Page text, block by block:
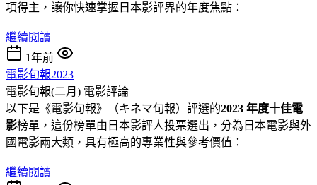
項得主，讓你快速掌握日本影評界的年度焦點：
繼續閱讀
1年前
電影旬報2023
電影旬報(二月) 電影評論
以下是《電影旬報》（キネマ旬報）評選的2023 年度十佳電
影榜單，這份榜單由日本影評人投票選出，分為日本電影與外
國電影兩大類，具有極高的專業性與參考價值：
繼續閱讀